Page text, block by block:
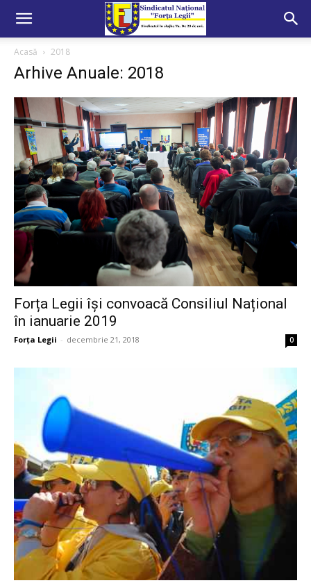
Acasă 2018
Arhive Anuale: 2018
Forța Legii își convoacă Consiliul Național
în ianuarie 2019
Forța Legii - decembrie 21, 2018 0